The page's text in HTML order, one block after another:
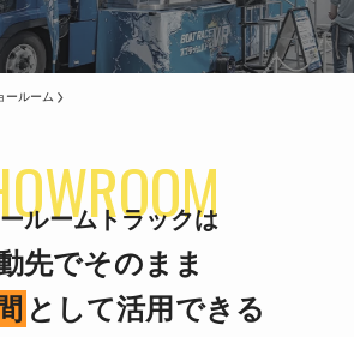
ールーム
ルームトラックは
先でそのまま
として活用できる